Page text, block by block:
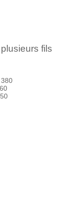
fils